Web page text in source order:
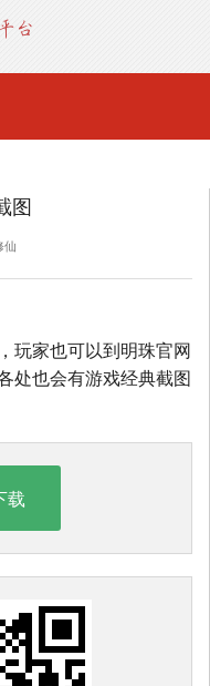
图
仙
玩家也可以到明珠官网
处也会有游戏经典截图
载